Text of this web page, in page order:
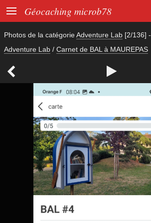
 Géocaching microb78
Photos de la catégorieAdventure Lab [2/136] -
Adventure Lab / Carnet de BAL à MAUREPAS
 